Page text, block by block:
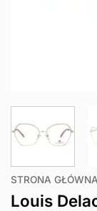
STRONA GŁÓWNA
Louis